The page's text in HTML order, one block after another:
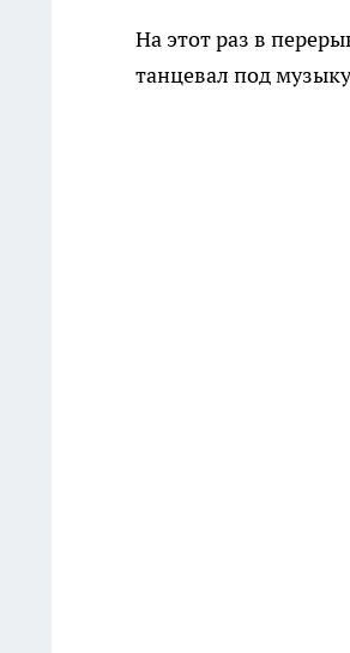
На этот раз в
танцевал под